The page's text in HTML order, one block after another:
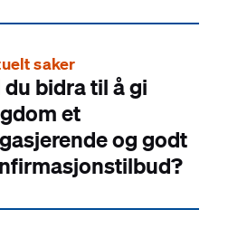
saker
bidra til å gi
et
og godt